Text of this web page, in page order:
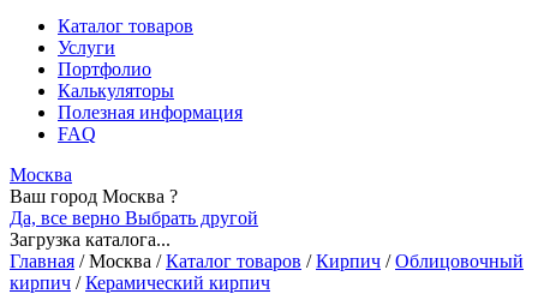
Каталог товаров
Услуги
Портфолио
Калькуляторы
Полезная информация
FAQ
Москва
Ваш город Москва ?
Да, все верно Выбрать другой
Загрузка каталога...
Главная /Москва / Каталог товаров / Кирпич / Облицовочный
кирпич / Керамический кирпич